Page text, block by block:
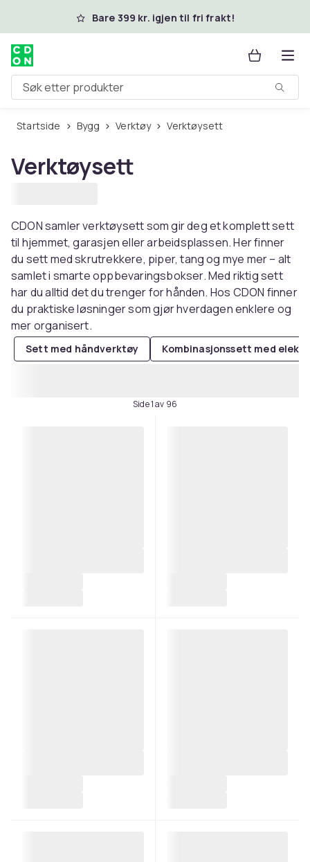
Hopp til hovedinnholdBare 399 kr. igjen til fri frakt!
Søk etter produkter
Startside Bygg Verktøy Verktøysett
Verktøysett
CDON samler verktøysett som gir deg et komplett sett
til hjemmet, garasjen eller arbeidsplassen. Her finner
du sett med skrutrekkere, piper, tang og mye mer – alt
samlet i smarte oppbevaringsbokser. Med riktig sett
har du alltid det du trenger for hånden. Hos CDON finner
du praktiske løsninger som gjør hverdagen enklere og
mer organisert.
Sett med håndverktøy Kombinasjonssett med
Side 1 av 96